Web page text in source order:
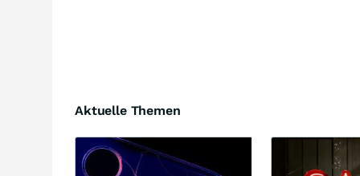
Aktuelle Themen